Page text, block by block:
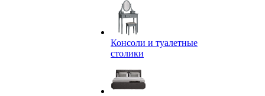
Консоли и туалетные
столики